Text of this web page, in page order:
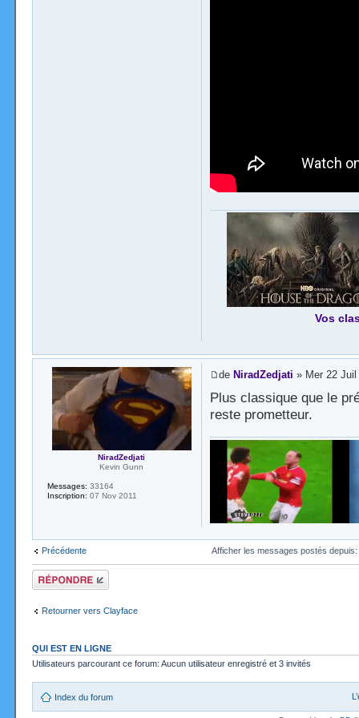
Vos
de NiradZedjati » Mer 22 Juil
Plus classique que le
reste prometteur.
NiradZedjati
Kevin Gunn
Messages: 33164
Inscription: 07 Nov 2011
Précédente Afficher les messages postés depuis:
Répondre
Retourner vers Clayface
QUI EST EN LIGNE
Utilisateurs parcourant ce forum: Aucun utilisateur enregistré et 3 invités
Index du forum